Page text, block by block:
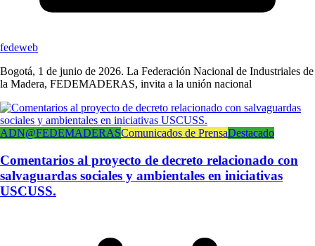
fedeweb
Bogotá, 1 de junio de 2026. La Federación Nacional de Industriales de
la Madera, FEDEMADERAS, invita a la unión nacional
ADN@FEDEMADERASComunicados de PrensaDestacado
Comentarios al proyecto de decreto relacionado con
salvaguardas sociales y ambientales en iniciativas
USCUSS.